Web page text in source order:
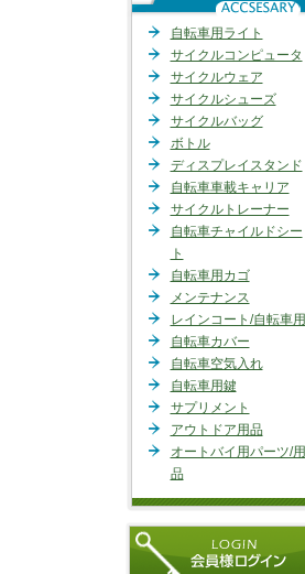
自転車用ライト
サイクルコンピュータ
サイクルウェア
サイクルシューズ
サイクルバッグ
ボトル
ディスプレイスタンド
自転車車載キャリア
サイクルトレーナー
自転車チャイルドシー
ト
自転車用カゴ
メンテナンス
レインコート/自転車用
自転車カバー
自転車空気入れ
自転車用鍵
サプリメント
アウトドア用品
オートバイ用パーツ/用
品